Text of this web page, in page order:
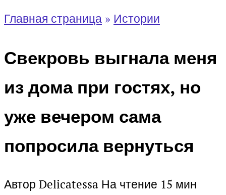
Главная страница » Истории
Свекровь выгнала меня
из дома при гостях, но
уже вечером сама
попросила вернуться
Автор Delicatessa На чтение 15 мин